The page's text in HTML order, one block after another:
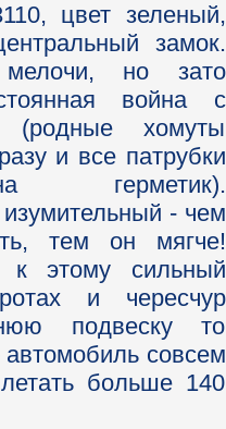
цвет зеленый,
замок.
но зато
война с
(родные хомуты
и все патрубки
герметик).
- чем
тем он мягче!
к этому сильный
и чересчур
подвеску то
автомобиль совсем
больше 140